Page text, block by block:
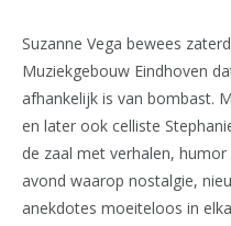
Suzanne Vega bewees
Muziekgebouw Eindhoven
afhankelijk is van bombast.
en later ook celliste
de zaal met verhalen,
avond waarop nostalgie,
anekdotes moeiteloos in